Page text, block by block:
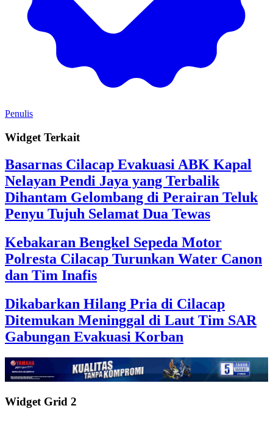
Penulis
Widget Terkait
Basarnas Cilacap Evakuasi ABK Kapal
Nelayan Pendi Jaya yang Terbalik
Dihantam Gelombang di Perairan Teluk
Penyu Tujuh Selamat Dua Tewas
Kebakaran Bengkel Sepeda Motor
Polresta Cilacap Turunkan Water Canon
dan Tim Inafis
Dikabarkan Hilang Pria di Cilacap
Ditemukan Meninggal di Laut Tim SAR
Gabungan Evakuasi Korban
Widget Grid 2